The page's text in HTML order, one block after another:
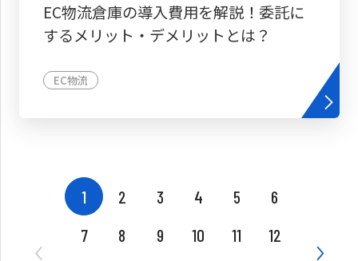
EC物流倉庫の導入費用を解説！委託に
するメリット・デメリットとは？
EC物流
1 2 3 4 5
6
7
8 9 10 11
12